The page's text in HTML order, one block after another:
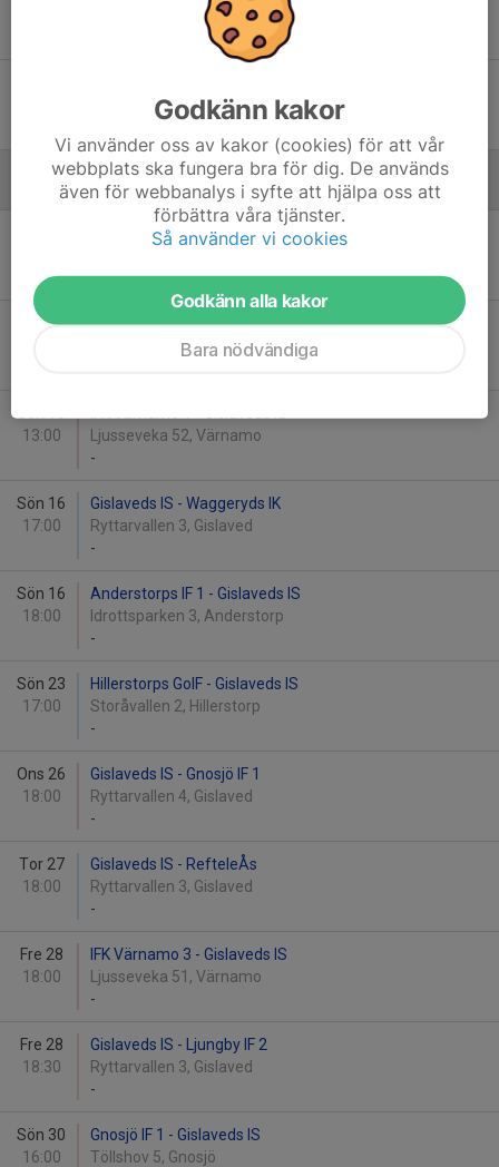
Ryttarvallen 5, Gislaved
Ryttarvallen 3, Gislaved
Augusti
Gislaveds IS - Ljungby IF 2
-
Fre 14
Gislaveds IS - IFK Värnamo 3
Ryttarvallen 4, Gislaved
13:00
Ljusseveka 52, Värnamo
-
Sön 16
17:00
Gislaveds IS - Waggeryds IK
Ryttarvallen 3, Gislaved
-
Sön 16
18:00
Anderstorps IF 1 - Gislaveds IS
Idrottsparken 3, Anderstorp
-
Sön 23
17:00
Hillerstorps GoIF - Gislaveds IS
Storåvallen 2, Hillerstorp
-
Ons 26
18:00
Gislaveds IS - Gnosjö IF 1
Ryttarvallen 4, Gislaved
-
Tor 27
18:00
Gislaveds IS - RefteleÅs
Ryttarvallen 3, Gislaved
-
Fre 28
18:00
IFK Värnamo 3 - Gislaveds IS
Ljusseveka 51, Värnamo
-
Fre 28
18:30
Gislaveds IS - Ljungby IF 2
Ryttarvallen 3, Gislaved
-
Sön 30
16:00
Gnosjö IF 1 - Gislaveds IS
Töllshov 5, Gnosjö
Godkänn kakor
Vi använder oss av kakor (cookies) för att vår
webbplats ska fungera bra för dig. De används
även för webbanalys i syfte att hjälpa oss att
förbättra våra tjänster.
Så använder vi cookies
Godkänn alla kakor
Bara nödvändiga